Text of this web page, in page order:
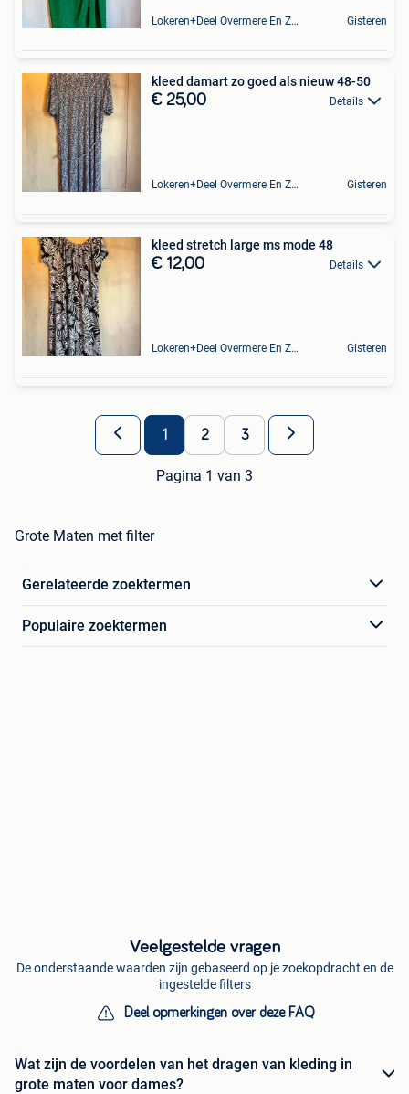
Lokeren+Deel Overmere En Zele Gisteren
kleed damart zo goed als nieuw 48-50
€ 25,00 Details
Lokeren+Deel Overmere En Zele Gisteren
kleed stretch large ms mode 48
€ 12,00 Details
Lokeren+Deel Overmere En Zele Gisteren
1 2 3
Pagina 1 van 3
Grote Maten met filter
Gerelateerde zoektermen
Populaire zoektermen
Veelgestelde vragen
De onderstaande waarden zijn gebaseerd op je zoekopdracht en de
ingestelde filters
Deel opmerkingen over deze FAQ
Wat zijn de voordelen van het dragen van kleding in
grote maten voor dames?